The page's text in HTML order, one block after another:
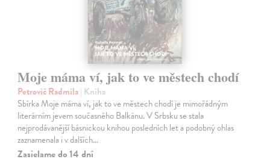
Moje máma ví, jak to ve městech chodí
Petrovič Radmila| Kniha
Sbírka Moje máma ví, jak to ve městech chodí je mimořádným
literárním jevem současného Balkánu. V Srbsku se stala
nejprodávanější básnickou knihou posledních let a podobný ohlas
zaznamenala i v dalších…
Zasielame do 14 dní